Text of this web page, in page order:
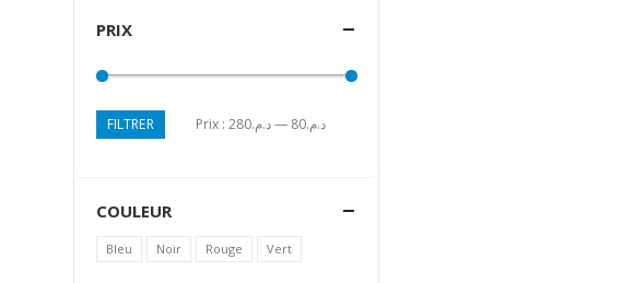
PRIX
Prix
Prix
FILTRER Prix : د.م.80 —د.م.280
COULEUR
Bleu Noir Rouge Vert